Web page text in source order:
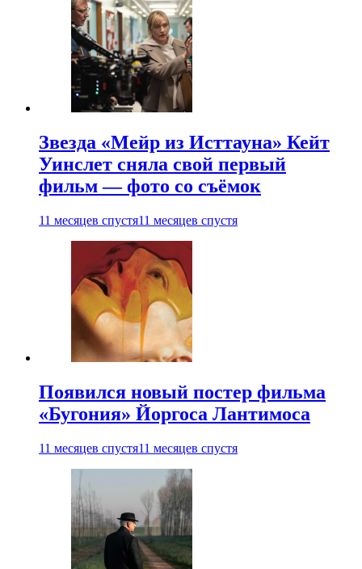
Звезда «Мейр из Исттауна» Кейт
Уинслет сняла свой первый
фильм — фото со съёмок
11 месяцев спустя11 месяцев спустя
Появился новый постер фильма
«Бугония» Йоргоса Лантимоса
11 месяцев спустя11 месяцев спустя